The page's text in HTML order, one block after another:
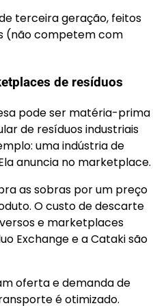
terceira geração, feitos
(não competem com
de resíduos
pode ser matéria-prima
de resíduos industriais
uma indústria de
anuncia no marketplace.
as sobras por um preço
O custo de descarte
e marketplaces
Exchange e a Cataki são
oferta e demanda de
é otimizado.